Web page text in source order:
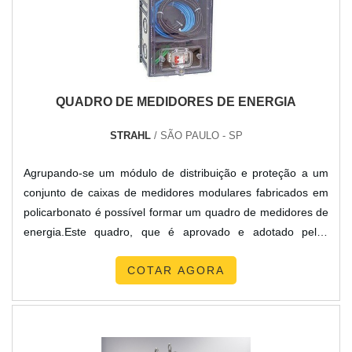
atender todas as demandas, tudo para oferecer auto
transformador trifásico preço justo com assertividade.Há
muitas maneiras eficientes de uma empresa demonstrar
competência, excelência e destaque em sua área de
ter: Soluções para transformadores isoladores e
personalizada para cada cliente; Profissionais com vasta
auto transformador trifásico preço baixo, mais do que visar
apenas lucratividade, deve oferecer produtos e serviços que
tenham ótima qualidade e excelente custo-benefício, pontos
importantes que ficam de fora no planejamento de
organizações que visam apenas o lucro, deixando a desejar
nos outros fatores.É por estes motivos que a TBR
Transformadores é uma empresa que preza pela segurança
companhia busca sempre a qualidade final para fidelização
QUADRO DE MEDIDORES DE ENERGIA
STRAHL/ SÃO PAULO - SP
Agrupando-se um módulo de distribuição e proteção a um
conjunto de caixas de medidores modulares fabricados em
policarbonato é possível formar um quadro de medidores de
energia.Este quadro, que é aprovado e adotado pelas
para as edificações e pessoas, uma vez que seus projetos
COTAR AGORA